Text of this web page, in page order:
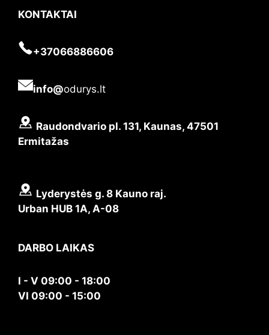
KONTAKTAI
+37066886606
info@odurys.lt
Raudondvario pl. 131, Kaunas, 47501
Ermitažas
Lyderystės g. 8 Kauno raj.
Urban HUB 1A, A-08
DARBO LAIKAS
I - V 09:00 - 18:00
VI 09:00 - 15:00